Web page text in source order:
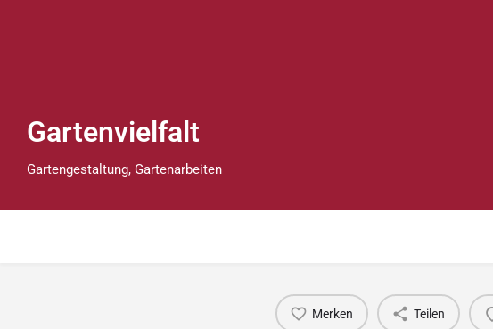
Gartenvielfalt
Gartengestaltung, Gartenarbeiten
Merken Teilen